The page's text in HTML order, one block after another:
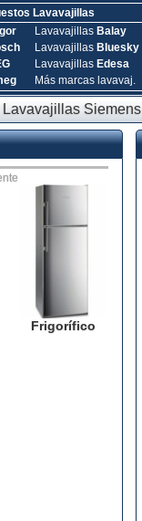
Lavavajillas
Lavavajillas Balay
Lavavajillas Bluesky
Lavavajillas Edesa
Más marcas lavavaj.
Lavavajillas Siemens
Frigorífico